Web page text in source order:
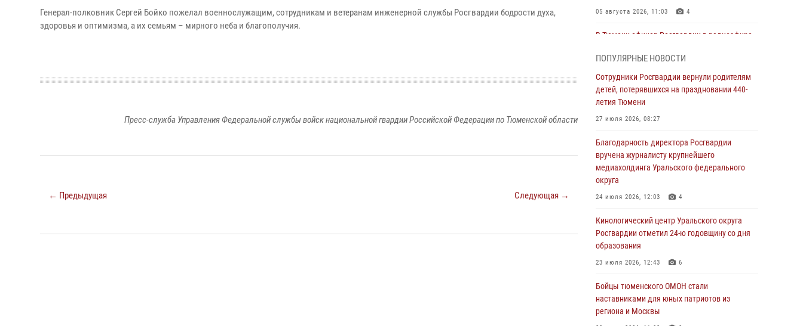
Генерал-полковник Сергей Бойко пожелал военнослужащим, сотрудникам и ветеранам инженерной службы Росгвардии бодрости духа,
здоровья и оптимизма, а их семьям – мирного неба и благополучия.
Пресс-служба Управления Федеральной службы войск национальной гвардии Российской Федерации по Тюменской области
← Предыдущая Следующая →
05 августа 2026, 11:03 4
В Тюмени офицер Росгвардии в радиоэфире
владения оружием
05 августа 2026, 09:56 2
Военнослужащие Росгвардии сбили дрон-
Стальной характер продемонстрировали
росгвардейцы в ходе масштабных
спортивных событий на Урале
05 августа 2026, 05:22
В Тюмени сотрудник Росгвардии во
внеслужебное время задержал виновника
ДТП
05 августа 2026, 05:15
Со 101-м Днём рождения поздравили
сотрудники Росгвардии труженицу тыла из
Тюмени
ПОПУЛЯРНЫЕ НОВОСТИ
Сотрудники Росгвардии вернули родителям
детей, потерявшихся на праздновании 440-
летия Тюмени
27 июля 2026, 08:27
Благодарность директора Росгвардии
вручена журналисту крупнейшего
медиахолдинга Уральского федерального
округа
24 июля 2026, 12:03 4
Кинологический центр Уральского округа
Росгвардии отметил 24-ю годовщину со дня
образования
23 июля 2026, 12:43 6
Бойцы тюменского ОМОН стали
наставниками для юных патриотов из
региона и Москвы